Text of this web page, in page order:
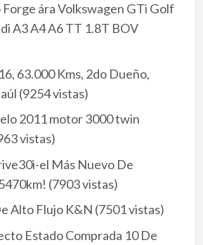
Forge ára Volkswagen GTi Golf
A3 A4 A6 TT 1.8T BOV
63.000 Kms, 2do Dueño,
(9254 vistas)
2011 motor 3000 twin
vistas)
el Más Nuevo De
(7903 vistas)
Alto Flujo K&N (7501 vistas)
Estado Comprada 10 De